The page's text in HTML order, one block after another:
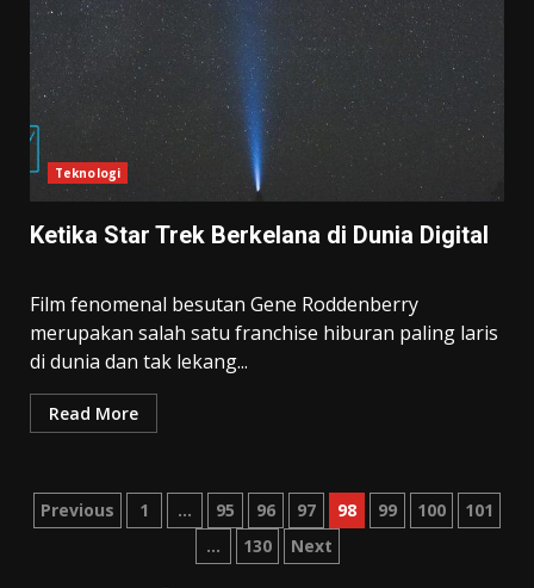
Teknologi
Ketika Star Trek Berkelana di Dunia Digital
Film fenomenal besutan Gene Roddenberry
merupakan salah satu franchise hiburan paling laris
di dunia dan tak lekang...
Read More
Posts
pagination
Previous 1 … 95 96 97 98 99 100
101
…
130 Next